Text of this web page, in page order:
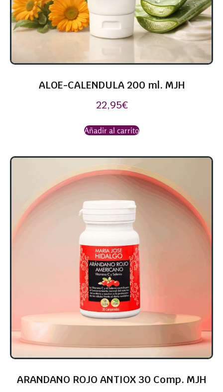
ALOE-CALENDULA 200 ml. MJH
22,95€
Añadir al carrito
ARANDANO ROJO ANTIOX 30 Comp. MJH